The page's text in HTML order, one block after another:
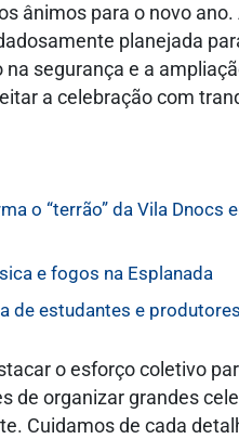
ânimos para o novo ano.
planejada
segurança e a
a celebração com
o “terrão” da Vila Dnocs
e fogos na Esplanada
de estudantes e produtores
o esforço coletivo
de organizar grandes
Cuidamos de cada